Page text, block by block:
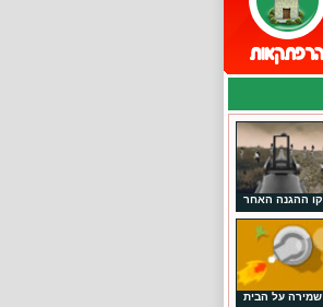
קו ההגנה האחר
שמירה על הבית